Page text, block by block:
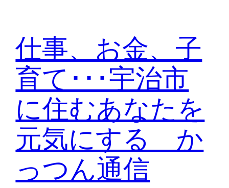
仕事、お金、子
育て･･･宇治市
に住むあなたを
元気にする か
っつん通信